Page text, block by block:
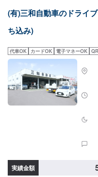
スタムなどにも力を入れ、工場で
しております。当店はただ車を
かあった時にすぐに駆け付け、相
の身近な相談役」として、お困り
績】スバルWRXSTI24,750円【1
【3】お見積りにご納得いただけ
期について-----納期は通常30分程
る場合がございます。予めご了承
意しています。お車の作業中は代
様にご負担いただいております
す。ご来店時にはお客様用駐車
(有)三和自動車のドライ
ち込み)
代車OK カードOK 電子マネーOK
実績金額